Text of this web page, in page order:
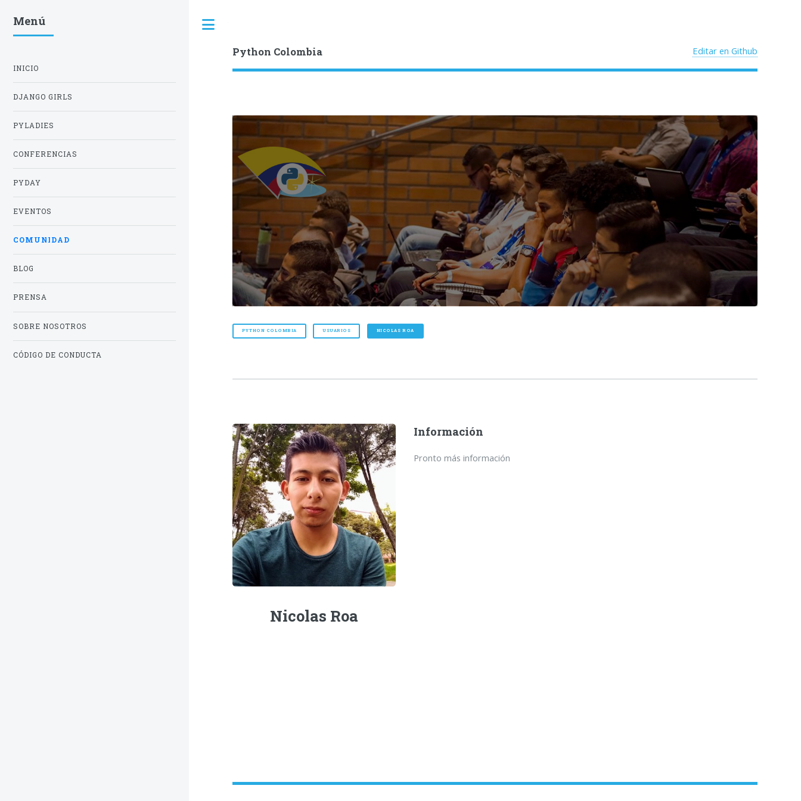
Python Colombia Editar en Github
PYTHON COLOMBIA USUARIOS NICOLAS ROA
Nicolas Roa
Información
Pronto más información
Menú
INICIO
DJANGO GIRLS
PYLADIES
CONFERENCIAS
PYDAY
EVENTOS
COMUNIDAD
BLOG
PRENSA
SOBRE NOSOTROS
CÓDIGO DE CONDUCTA